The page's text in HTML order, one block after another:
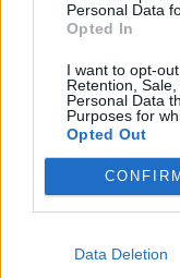
Personal Data
Opted In
I want to opt-
Retention,
Personal Data
Purposes for
Opted Out
CONFIRM
Data Deletion
Κεφίρ ΟΛΥΜΠΟΣ:
Χρονιάς 2024»